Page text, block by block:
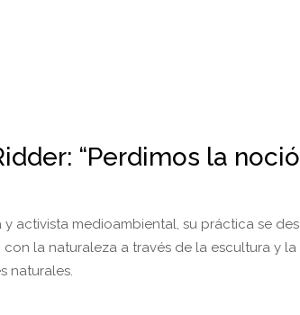
“Perdimos la
y activista medioambiental, su práctica se
la naturaleza a través de la escultura y
naturales.